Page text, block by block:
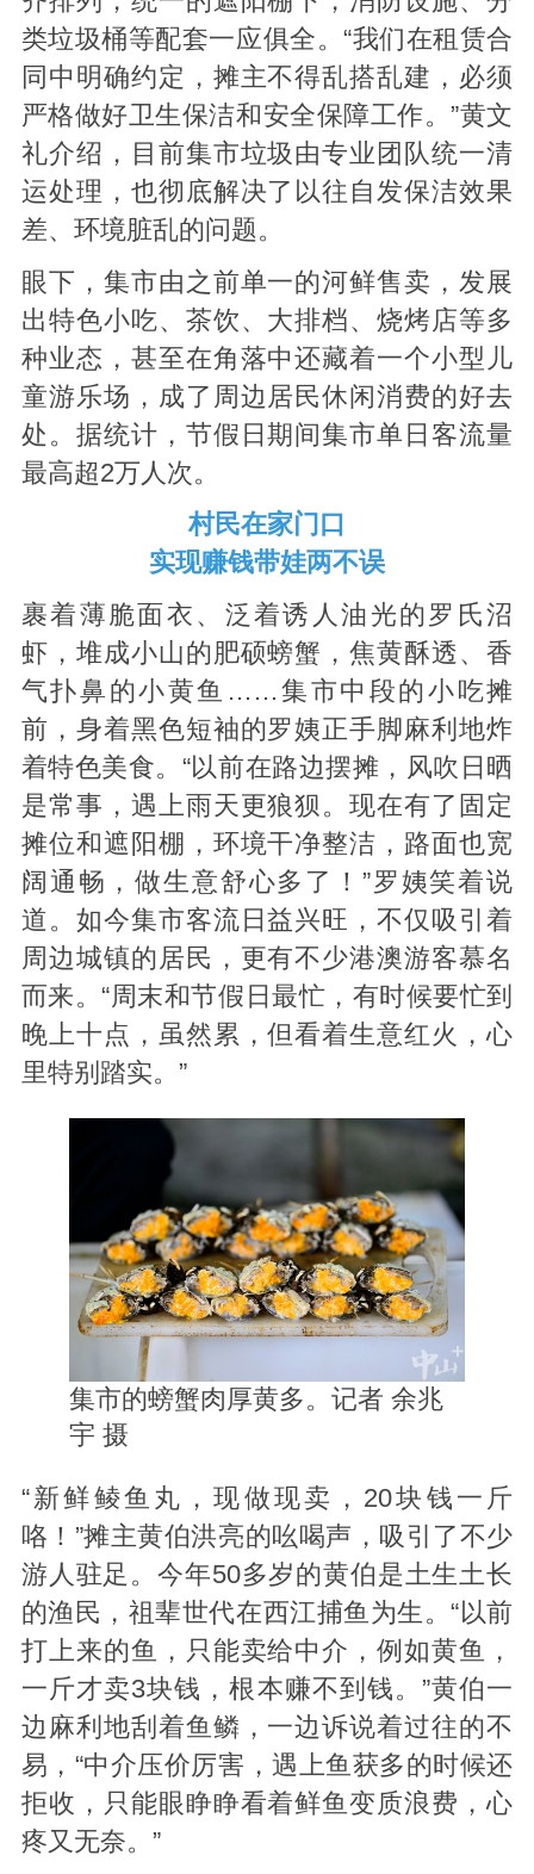
类垃圾桶等配套一应俱全。“我们在租赁合
同中明确约定，摊主不得乱搭乱建，必须
严格做好卫生保洁和安全保障工作。”黄文
礼介绍，目前集市垃圾由专业团队统一清
运处理，也彻底解决了以往自发保洁效果
差、环境脏乱的问题。
眼下，集市由之前单一的河鲜售卖，发展
出特色小吃、茶饮、大排档、烧烤店等多
种业态，甚至在角落中还藏着一个小型儿
童游乐场，成了周边居民休闲消费的好去
处。据统计，节假日期间集市单日客流量
最高超2万人次。
村民在家门口
实现赚钱带娃两不误
裹着薄脆面衣、泛着诱人油光的罗氏沼
虾，堆成小山的肥硕螃蟹，焦黄酥透、香
气扑鼻的小黄鱼……集市中段的小吃摊
前，身着黑色短袖的罗姨正手脚麻利地炸
着特色美食。“以前在路边摆摊，风吹日晒
是常事，遇上雨天更狼狈。现在有了固定
摊位和遮阳棚，环境干净整洁，路面也宽
阔通畅，做生意舒心多了！”罗姨笑着说
道。如今集市客流日益兴旺，不仅吸引着
周边城镇的居民，更有不少港澳游客慕名
而来。“周末和节假日最忙，有时候要忙到
晚上十点，虽然累，但看着生意红火，心
里特别踏实。”
集市的螃蟹肉厚黄多。记者 余兆
宇 摄
“新鲜鲮鱼丸，现做现卖，20块钱一斤
咯！”摊主黄伯洪亮的吆喝声，吸引了不少
游人驻足。今年50多岁的黄伯是土生土长
的渔民，祖辈世代在西江捕鱼为生。“以前
打上来的鱼，只能卖给中介，例如黄鱼，
一斤才卖3块钱，根本赚不到钱。”黄伯一
边麻利地刮着鱼鳞，一边诉说着过往的不
易，“中介压价厉害，遇上鱼获多的时候还
拒收，只能眼睁睁看着鲜鱼变质浪费，心
疼又无奈。”